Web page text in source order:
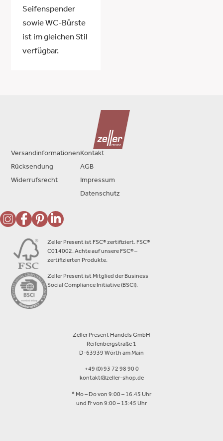
Seifenspender
sowie WC-Bürste
ist im gleichen Stil
verfügbar.
Zeller Present ist FSC® zertifiziert. FSC®
C014002. Achte auf unsere FSC® –
zertifizierten Produkte.
Zeller Present ist Mitglied der Business
Social Compliance Initiative (BSCI).
Zeller Present Handels GmbH
Reifenbergstraße 1
D-63939 Wörth am Main
+49 (0) 93 72 98 90 0
kontakt@zeller-shop.de
* Mo – Do von 9:00 – 16.45 Uhr
und Fr von 9:00 – 13:45 Uhr
Versandinformationen
Rücksendung
Widerrufsrecht
Kontakt
AGB
Impressum
Datenschutz